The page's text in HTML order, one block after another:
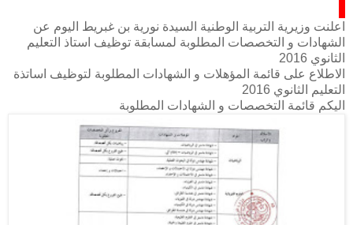
اعلنت وزيرية التربية الوطنية السيدة نورية بن غبريط اليوم عن
الشهادات و التخصصات المطلوبة لمسابقة توظيف استاذ التعليم
الثانوي 2016
الاطلاع على قائمة المؤهلات و الشهادات المطلوبة لتوظيف اساتذة
التعليم الثانوي 2016
اليكم قائمة التخصصات و الشهادات المطلوبة